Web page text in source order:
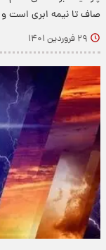
صاف تا نیمه ابری است
۲۹ فروردین ۱۴۰۱